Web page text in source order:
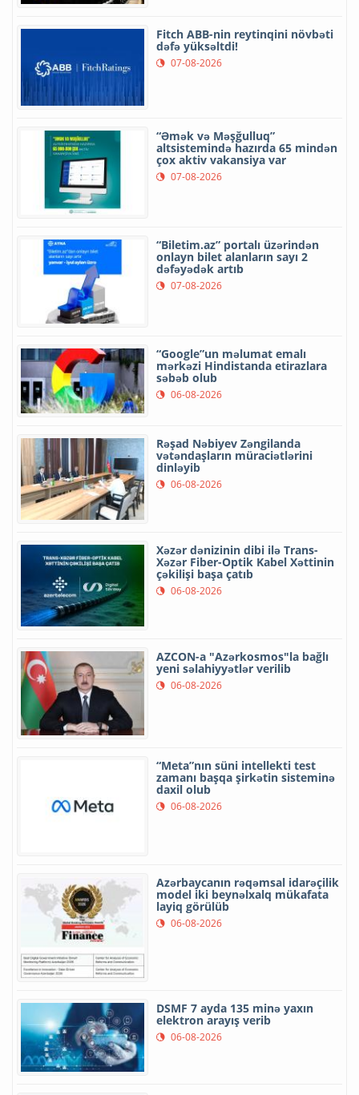
Fitch ABB-nin reytinqini növbəti
dəfə yüksəltdi!
07-08-2026
“Əmək və Məşğulluq”
altsistemində hazırda 65 mindən
çox aktiv vakansiya var
07-08-2026
“Biletim.az” portalı üzərindən
onlayn bilet alanların sayı 2
dəfəyədək artıb
07-08-2026
“Google”un məlumat emalı
mərkəzi Hindistanda etirazlara
səbəb olub
06-08-2026
Rəşad Nəbiyev Zəngilanda
vətəndaşların müraciətlərini
dinləyib
06-08-2026
Xəzər dənizinin dibi ilə Trans-
Xəzər Fiber-Optik Kabel Xəttinin
çəkilişi başa çatıb
06-08-2026
AZCON-a "Azərkosmos"la bağlı
yeni səlahiyyətlər verilib
06-08-2026
“Meta”nın süni intellekti test
zamanı başqa şirkətin sisteminə
daxil olub
06-08-2026
Azərbaycanın rəqəmsal idarəçilik
model iki beynəlxalq mükafata
layiq görülüb
06-08-2026
DSMF 7 ayda 135 minə yaxın
elektron arayış verib
06-08-2026